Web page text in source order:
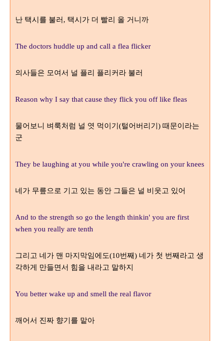
난 택시를 불러, 택시가 더 빨리 올 거니까
The doctors huddle up and call a flea flicker
의사들은 모여서 널 플리 플리커라 불러
Reason why I say that cause they flick you off like fleas
물어보니 벼룩처럼 널 엿 먹이기(털어버리기) 때문이라는
군
They be laughing at you while you're crawling on your knees
네가 무릎으로 기고 있는 동안 그들은 널 비웃고 있어
And to the strength so go the length thinkin' you are first
when you really are tenth
그리고 네가 맨 마지막임에도(10번째) 네가 첫 번째라고 생
각하게 만들면서 힘을 내라고 말하지
You better wake up and smell the real flavor
깨어서 진짜 향기를 맡아